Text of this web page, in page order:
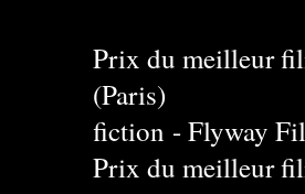
Prix du meilleur
(Paris)
fiction - Flyway
Prix du meilleur